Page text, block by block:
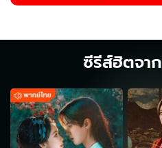
ซีรีส์ฮิตจาก